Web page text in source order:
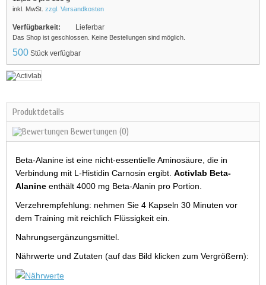
inkl. MwSt. zzgl. Versandkosten
Verfügbarkeit: Lieferbar
Das Shop ist geschlossen. Keine Bestellungen sind möglich.
500 Stück verfügbar
Produktdetails
Bewertungen (0)
Beta-Alanine ist eine nicht-essentielle Aminosäure, die in
Verbindung mit L-Histidin Carnosin ergibt. Activlab Beta-
Alanine enthält 4000 mg Beta-Alanin pro Portion.
Verzehrempfehlung: nehmen Sie 4 Kapseln 30 Minuten vor
dem Training mit reichlich Flüssigkeit ein.
Nahrungsergänzungsmittel.
Nährwerte und Zutaten (auf das Bild klicken zum Vergrößern):